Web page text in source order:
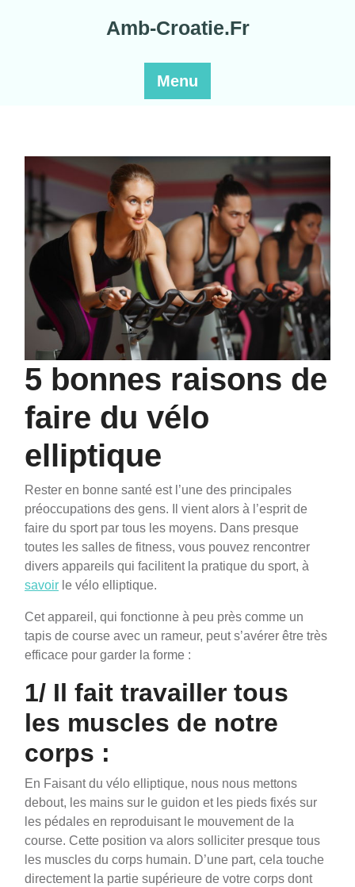
Amb-Croatie.Fr
Menu
5 bonnes raisons de
faire du vélo
elliptique
Rester en bonne santé est l’une des principales
préoccupations des gens. Il vient alors à l’esprit de
faire du sport par tous les moyens. Dans presque
toutes les salles de fitness, vous pouvez rencontrer
divers appareils qui facilitent la pratique du sport, à
savoir le vélo elliptique.
Cet appareil, qui fonctionne à peu près comme un
tapis de course avec un rameur, peut s’avérer être très
efficace pour garder la forme :
1/ Il fait travailler tous
les muscles de notre
corps :
En Faisant du vélo elliptique, nous nous mettons
debout, les mains sur le guidon et les pieds fixés sur
les pédales en reproduisant le mouvement de la
course. Cette position va alors solliciter presque tous
les muscles du corps humain. D’une part, cela touche
directement la partie supérieure de votre corps dont